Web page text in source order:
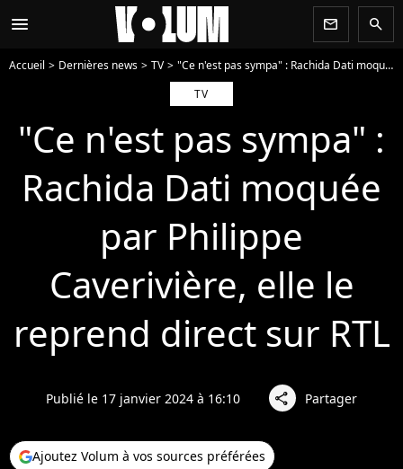
menu newsletter search
Accueil Dernières news TV
"Ce n'est pas sympa" : Rachida Dati moquée par Philippe Caverivière, elle le reprend direct sur RTL
TV
"Ce n'est pas sympa" :
Rachida Dati moquée
par Philippe
Caverivière, elle le
reprend direct sur RTL
Publié le 17 janvier 2024 à 16:10 share Partager
Ajoutez Volum à vos sources préférées